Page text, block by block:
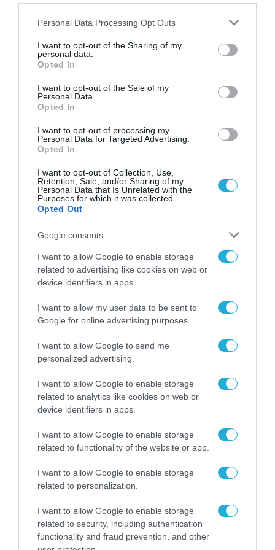
Please note that this website/app uses one or more Google
not limited to your visit or usage behaviour. You may click to
grant or deny consent to Google and its third-party tags to
use your data for below specified purposes in below Google
consent section.
Personal Data Processing Opt Outs
I want to opt-out of the Sharing of my
personal data.
Opted In
I want to opt-out of the Sale of my
Personal Data.
Opted In
I want to opt-out of processing my
Personal Data for Targeted Advertising.
Opted In
I want to opt-out of Collection, Use,
Retention, Sale, and/or Sharing of my
Personal Data that Is Unrelated with the
Purposes for which it was collected.
Opted Out
Google consents
I want to allow Google to enable storage
related to advertising like cookies on web or
device identifiers in apps.
I want to allow my user data to be sent to
Google for online advertising purposes.
I want to allow Google to send me
personalized advertising.
I want to allow Google to enable storage
related to analytics like cookies on web or
device identifiers in apps.
I want to allow Google to enable storage
related to functionality of the website or app.
I want to allow Google to enable storage
related to personalization.
I want to allow Google to enable storage
related to security, including authentication
functionality and fraud prevention, and other
καταναλωτικών αγαθών επισημαίνουν την
αυξανόμενη εξάρτησή τους από την AI για να
διαχειριστούν την πολυπλοκότητα της
καινοτομίας. Και στις δύο πλευρές –
συναίνεση ότι η συνεργασία στην
ενσωμάτωση της τεχνητής νοημοσύνης και
της αυτοματοποίησης είναι κρίσιμη για τη
δημιουργία κοινής αξίας (64% των
λιανεμπόρων, 61% των εταιρειών του
κλάδου).
Στρατηγικές επανατοποθέτησης
Η έκθεση συνοψίζει
πέντε στρατηγικές-
κλειδιάπου μπορούν να ενισχύσουν τη
συνάφεια και την αποδοτικότητα των
Χαρτοφυλάκιο καινοτομίας
Λειτουργικά μοντέλα με βάση την
τεχνολογία
Εμπορική αριστεία
Marketing και τεχνητή νοημοσύνη
Θάνος Μαύρος, Εταίρος της EY Ελλάδος και
Προϊόντων και Λιανεμπορίου της ΕΥ στη
Νοτιοανατολική Ευρώπη, δήλωσε: «